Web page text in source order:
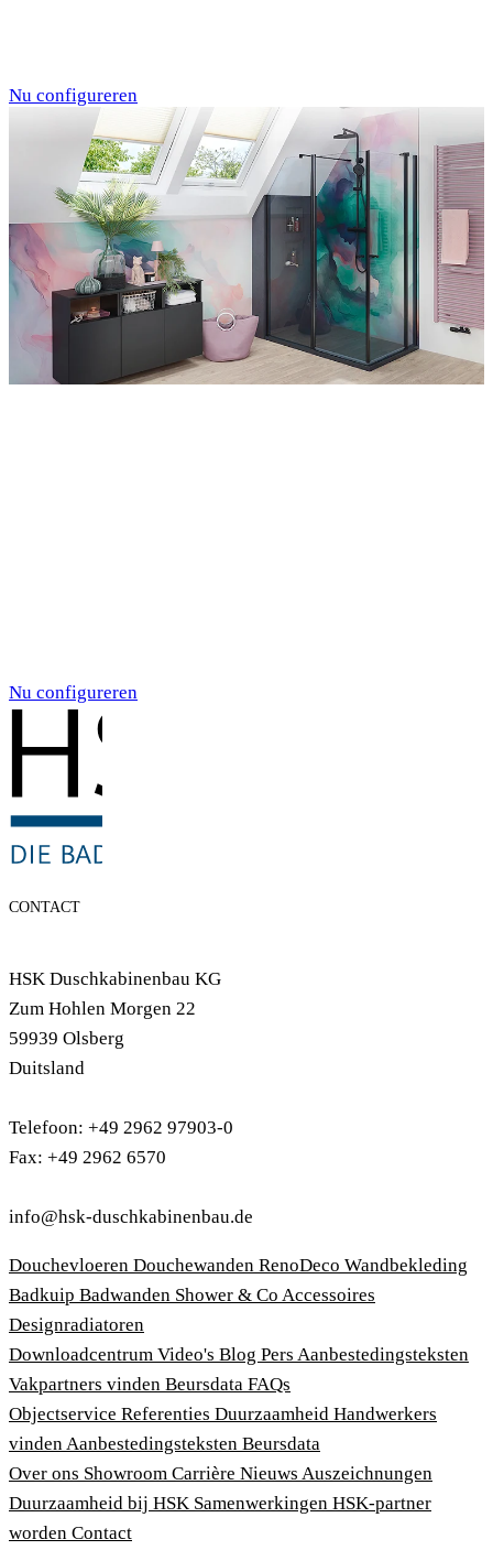
Nu configureren
Nu configureren
CONTACT
HSK Duschkabinenbau KG
Zum Hohlen Morgen 22
59939 Olsberg
Duitsland
Telefoon: +49 2962 97903-0
Fax: +49 2962 6570
info@hsk-duschkabinenbau.de
Douchevloeren Douchewanden RenoDeco Wandbekleding
Badkuip Badwanden Shower & Co Accessoires
Designradiatoren
Downloadcentrum Video's Blog Pers Aanbestedingsteksten
Vakpartners vinden Beursdata FAQs
Objectservice Referenties Duurzaamheid Handwerkers
vindenAanbestedingsteksten Beursdata
Over ons Showroom Carrière Nieuws Auszeichnungen
Duurzaamheid bij HSK Samenwerkingen HSK-partner
worden Contact